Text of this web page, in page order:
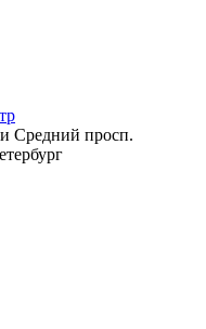
Средний просп.